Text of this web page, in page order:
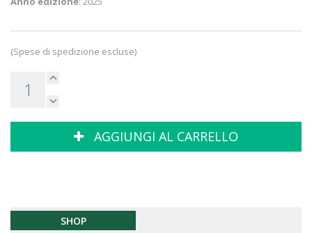
(Spese di spedizione escluse)
AGGIUNGI AL CARRELLO
SHOP